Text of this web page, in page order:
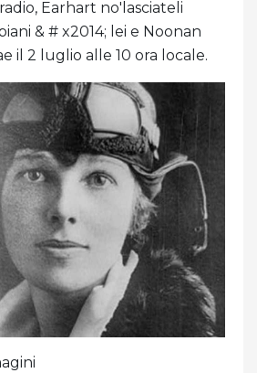
Earhart no'lasciateli
& # x2014; lei e Noonan
il 2 luglio alle 10 ora locale.